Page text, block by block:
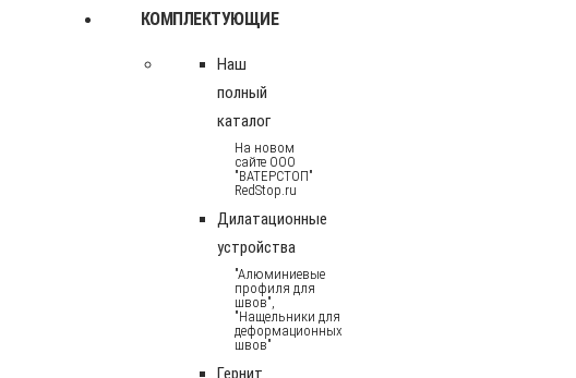
КОМПЛЕКТУЮЩИЕ
Наш
полный
каталог
На новом
сайте ООО
"ВАТЕРСТОП"
RedStop.ru
Дилатационные
устройства
"Алюминиевые
профиля для
швов",
"Нащельники для
деформационных
швов"
Гернит